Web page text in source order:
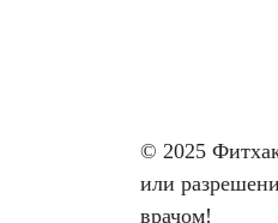
© 2025
или
врачом!